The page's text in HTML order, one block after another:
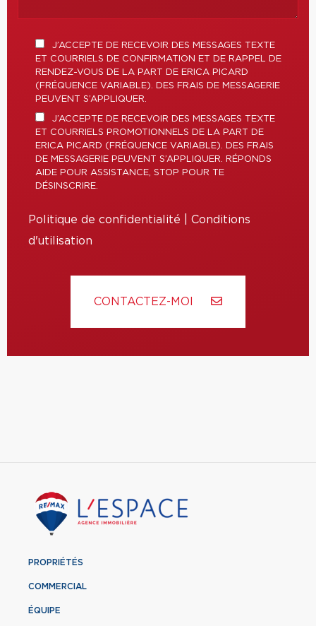
J’ACCEPTE DE RECEVOIR DES MESSAGES TEXTE
ET COURRIELS DE CONFIRMATION ET DE RAPPEL DE
RENDEZ-VOUS DE LA PART DE ERICA PICARD
(FRÉQUENCE VARIABLE). DES FRAIS DE MESSAGERIE
PEUVENT S’APPLIQUER.
J’ACCEPTE DE RECEVOIR DES MESSAGES TEXTE
ET COURRIELS PROMOTIONNELS DE LA PART DE
ERICA PICARD (FRÉQUENCE VARIABLE). DES FRAIS
DE MESSAGERIE PEUVENT S’APPLIQUER. RÉPONDS
AIDE POUR ASSISTANCE, STOP POUR TE
DÉSINSCRIRE.
Politique de confidentialité
Conditions
d'utilisation
CONTACTEZ-MOI
PROPRIÉTÉS
COMMERCIAL
ÉQUIPE